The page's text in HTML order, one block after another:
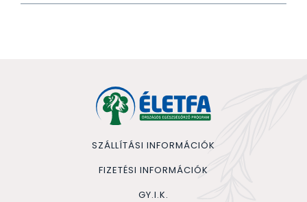
SZÁLLÍTÁSI INFORMÁCIÓK
FIZETÉSI INFORMÁCIÓK
GY.I.K.